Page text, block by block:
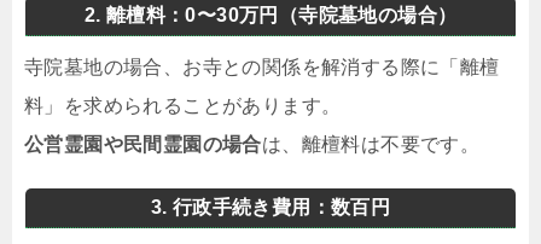
2. 離檀料：0〜30万円（寺院墓地の場合）
寺院墓地の場合、お寺との関係を解消する際に「離檀
料」を求められることがあります。
公営霊園や民間霊園の場合は、離檀料は不要です。
3. 行政手続き費用：数百円